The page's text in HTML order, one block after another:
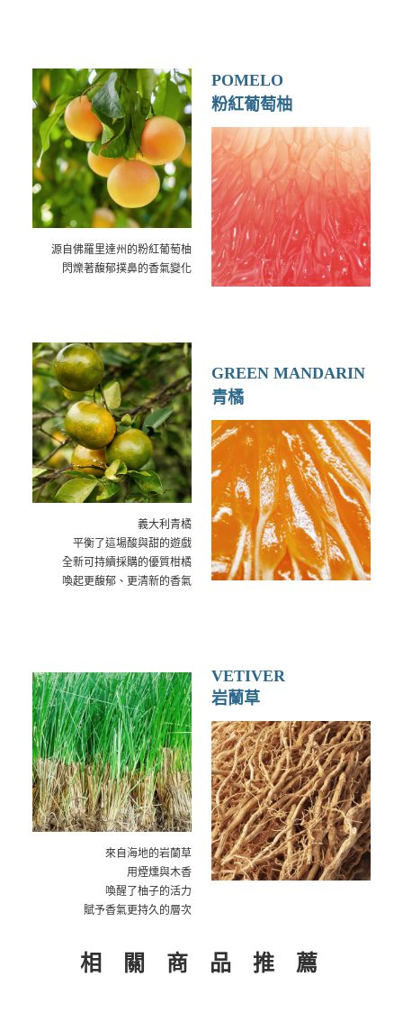
源自佛羅里達州的粉紅葡萄柚
閃爍著馥郁撲鼻的香氣變化
POMELO
粉紅葡萄柚
義大利青橘
平衡了這場酸與甜的遊戲
全新可持續採購的優質柑橘
喚起更馥郁、更清新的香氣
GREEN MANDARIN
青橘
來自海地的岩蘭草
用煙燻與木香
喚醒了柚子的活力
賦予香氣更持久的層次
VETIVER
岩蘭草
相 關 商 品 推 薦